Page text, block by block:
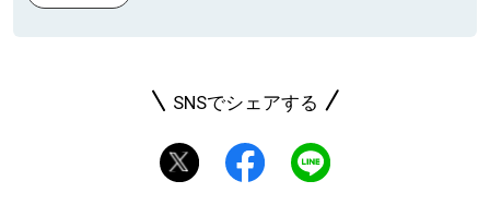
SNSでシェアする